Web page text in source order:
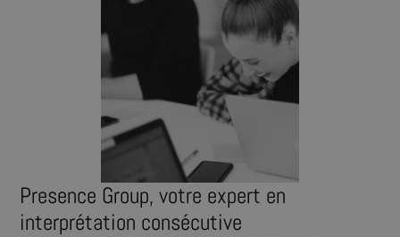
Presence Group, votre expert en
interprétation consécutive